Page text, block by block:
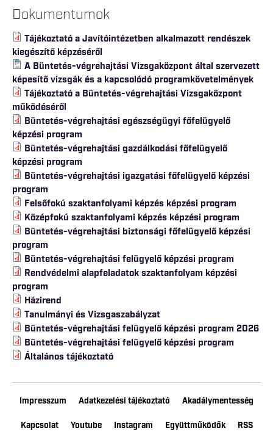
Dokumentumok
Tájékoztató a Javítóintézetben alkalmazott rendészek
kiegészítő képzéséről
A Büntetés-végrehajtási Vizsgaközpont által szervezett
képesítő vizsgák és a kapcsolódó programkövetelmények
Tájékoztató a Büntetés-végrehajtási Vizsgaközpont
működéséről
Büntetés-végrehajtási egészségügyi főfelügyelő
képzési program
Büntetés-végrehajtási gazdálkodási főfelügyelő
képzési program
Büntetés-végrehajtási igazgatási főfelügyelő képzési
program
Felsőfokú szaktanfolyami képzés képzési program
Középfokú szaktanfolyami képzés képzési program
Büntetés-végrehajtási biztonsági főfelügyelő képzési
program
Büntetés-végrehajtási felügyelő képzési program
Rendvédelmi alapfeladatok szaktanfolyam képzési
program
Házirend
Tanulmányi és Vizsgaszabályzat
Büntetés-végrehajtási felügyelő képzési program 2026
Büntetés-végrehajtási felügyelő képzési program
Általános tájékoztató
Impresszum Adatkezelési tájékoztató Akadálymentesség
Kapcsolat Youtube Instagram Együttműködők RSS